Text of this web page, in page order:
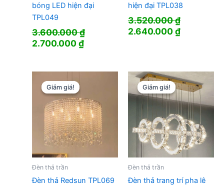
bóng LED hiện đại
TPL049
3.600.000₫
Giá
2.700.000₫Giá
2.700.000 ₫.
hiện đại TPL038
3.520.000₫
Giá
2.640.000₫Giá
Giảm giá!
Giảm giá!
Đèn thả trần
Đèn thả Redsun TPL069
Giảm giá!
Giảm giá!
Đèn thả trần
Đèn thả trang trí pha lê